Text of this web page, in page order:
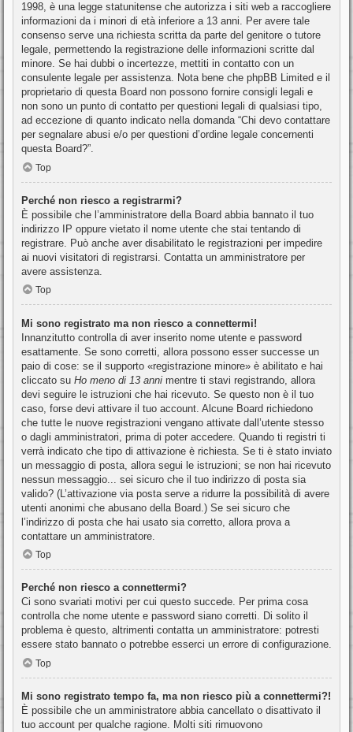
1998, è una legge statunitense che autorizza i siti web a raccogliere
informazioni da i minori di età inferiore a 13 anni. Per avere tale
consenso serve una richiesta scritta da parte del genitore o tutore
legale, permettendo la registrazione delle informazioni scritte dal
minore. Se hai dubbi o incertezze, mettiti in contatto con un
consulente legale per assistenza. Nota bene che phpBB Limited e il
proprietario di questa Board non possono fornire consigli legali e
non sono un punto di contatto per questioni legali di qualsiasi tipo,
ad eccezione di quanto indicato nella domanda “Chi devo contattare
per segnalare abusi e/o per questioni d’ordine legale concernenti
questa Board?”.
Top
Perché non riesco a registrarmi?
È possibile che l’amministratore della Board abbia bannato il tuo
indirizzo IP oppure vietato il nome utente che stai tentando di
registrare. Può anche aver disabilitato le registrazioni per impedire
ai nuovi visitatori di registrarsi. Contatta un amministratore per
avere assistenza.
Top
Mi sono registrato ma non riesco a connettermi!
Innanzitutto controlla di aver inserito nome utente e password
esattamente. Se sono corretti, allora possono esser successe un
paio di cose: se il supporto «registrazione minore» è abilitato e hai
cliccato su Ho meno di 13 anni mentre ti stavi registrando, allora
devi seguire le istruzioni che hai ricevuto. Se questo non è il tuo
caso, forse devi attivare il tuo account. Alcune Board richiedono
che tutte le nuove registrazioni vengano attivate dall’utente stesso
o dagli amministratori, prima di poter accedere. Quando ti registri ti
verrà indicato che tipo di attivazione è richiesta. Se ti è stato inviato
un messaggio di posta, allora segui le istruzioni; se non hai ricevuto
nessun messaggio... sei sicuro che il tuo indirizzo di posta sia
valido? (L’attivazione via posta serve a ridurre la possibilità di avere
utenti anonimi che abusano della Board.) Se sei sicuro che
l’indirizzo di posta che hai usato sia corretto, allora prova a
contattare un amministratore.
Top
Perché non riesco a connettermi?
Ci sono svariati motivi per cui questo succede. Per prima cosa
controlla che nome utente e password siano corretti. Di solito il
problema è questo, altrimenti contatta un amministratore: potresti
essere stato bannato o potrebbe esserci un errore di configurazione.
Top
Mi sono registrato tempo fa, ma non riesco più a connettermi?!
È possibile che un amministratore abbia cancellato o disattivato il
tuo account per qualche ragione. Molti siti rimuovono